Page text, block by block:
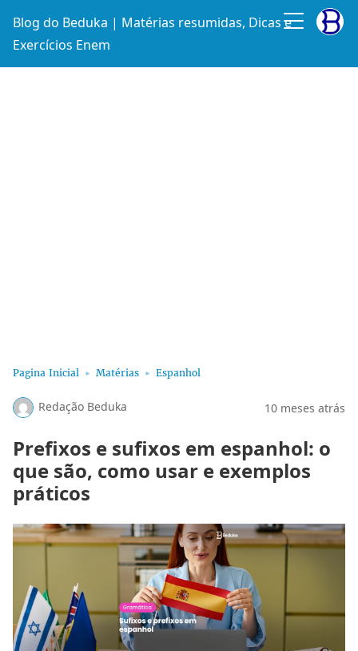
Blog do Beduka | Matérias resumidas, Dicas e
Exercícios Enem
Pagina Inicial Matérias Espanhol
Redação Beduka 10 meses atrás
Prefixos e sufixos em espanhol: o
que são, como usar e exemplos
práticos